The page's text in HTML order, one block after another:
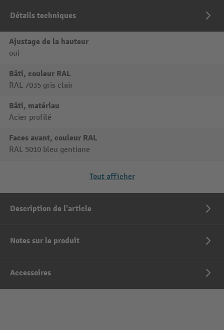
Détails techniques
Ajustage de la hauteur
oui
Bâti, couleur RAL
RAL 7035 gris clair
Bâti, matériau
Acier profilé
Faces avant, couleur RAL
RAL 5010 bleu gentiane
Tout afficher
Description de l'article
Notes sur le produit
Accessoires